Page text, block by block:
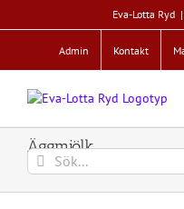
till
Eva-Lotta Ryd |
Admin Kontakt
Äggmjölk
Sök
efter: